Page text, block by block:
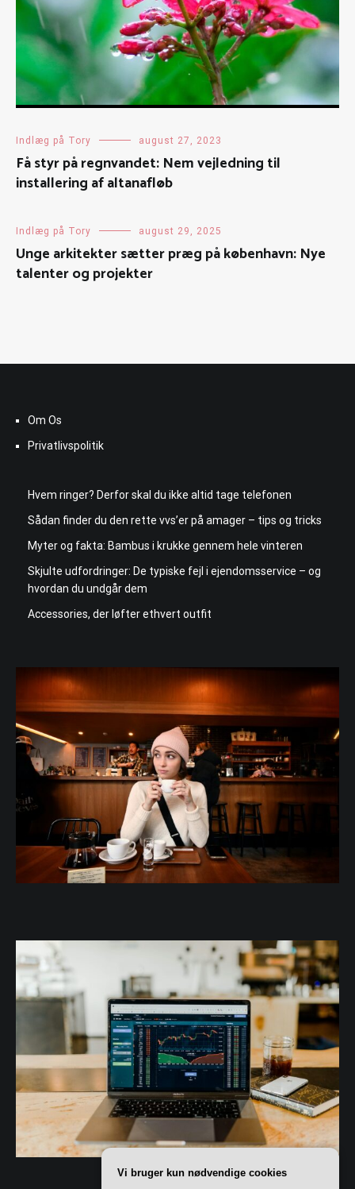
Indlæg på Tory august 27, 2023
Få styr på regnvandet: Nem vejledning til
installering af altanafløb
Indlæg på Tory august 29, 2025
Unge arkitekter sætter præg på københavn: Nye
talenter og projekter
Om Os
Privatlivspolitik
Hvem ringer? Derfor skal du ikke altid tage telefonen
Sådan finder du den rette vvs’er på amager – tips og tricks
Myter og fakta: Bambus i krukke gennem hele vinteren
Skjulte udfordringer: De typiske fejl i ejendomsservice – og
hvordan du undgår dem
Accessories, der løfter ethvert outfit
Vi bruger kun nødvendige cookies